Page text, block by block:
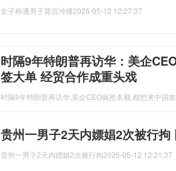
女子称遭男子背后冲撞2026-05-12 12:27:37
时隔9年特朗普再访华：美企
签大单 经贸合作成重头戏
时隔9年特朗普再访华,美企CEO疯抢名额,都想来中国
贵州一男子2天内嫖娼2次被行拘
贵州一男子2天内嫖娼2次被行拘2026-05-12 12:21:37